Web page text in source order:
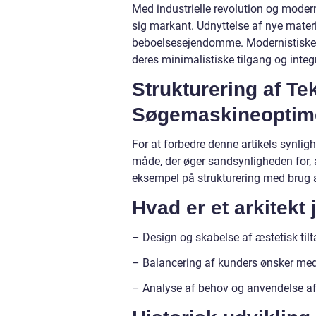
Med industrielle revolution og
sig markant. Udnyttelse af nye
beboelsesejendomme.
deres minimalistiske tilgang og
Strukturering af
For at forbedre denne artikels
måde, der øger sandsynligheden
eksempel på strukturering med
Hvad er et arkitekt
– Design og skabelse af æstetisk
– Balancering af kunders ønsker
– Analyse af behov og anvendelse